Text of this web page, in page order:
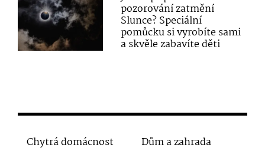
pozorování zatmění
Slunce? Speciální
pomůcku si vyrobíte sami
a skvěle zabavíte děti
Chytrá domácnost
Dům a zahrada